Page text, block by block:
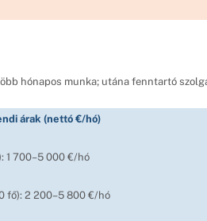
hónapos munka; utána fenntartó
árak (nettó €/hó)
1 700–5 000 €/hó
fő): 2 200–5 800 €/hó